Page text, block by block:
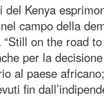
Kenya
campo della
on the road
per la
al paese
fin